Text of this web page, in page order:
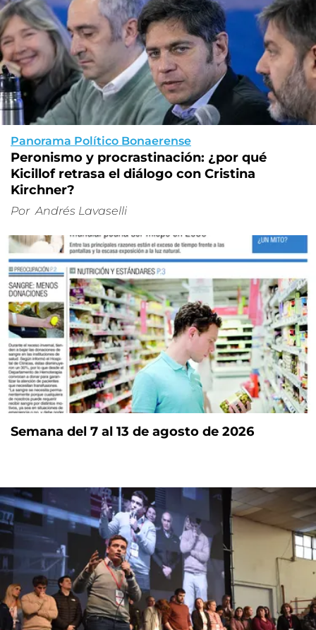
Panorama Político Bonaerense
Peronismo y procrastinación: ¿por qué
Kicillof retrasa el diálogo con Cristina
Kirchner?
Por Andrés Lavaselli
Semana del 7 al 13 de agosto de 2026